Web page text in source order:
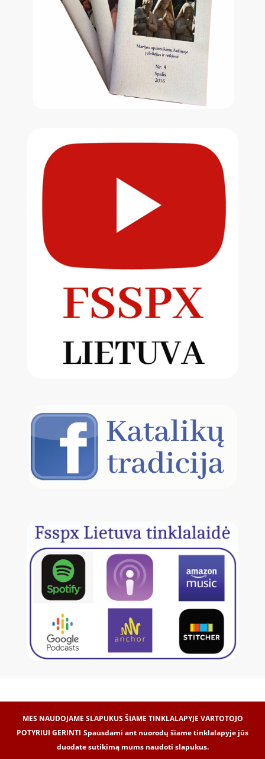
Internetinių svetainių kūrimas -Dipolis.com© 2017
MES NAUDOJAME SLAPUKUS ŠIAME TINKLALAPYJE VARTOTOJO
POTYRIUI GERINTI Spausdami ant nuorodų šiame tinklalapyje jūs
duodate sutikimą mums naudoti slapukus.